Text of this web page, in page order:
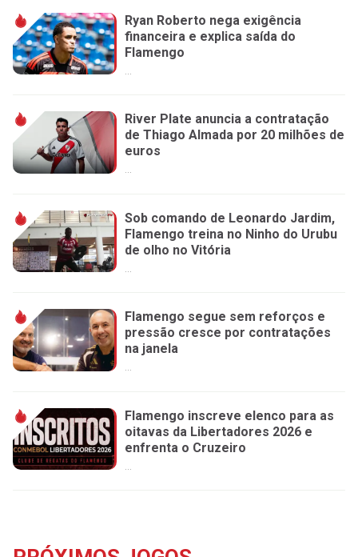
Ryan Roberto nega exigência
financeira e explica saída do
Flamengo
...
River Plate anuncia a contratação
de Thiago Almada por 20 milhões de
euros
...
Sob comando de Leonardo Jardim,
Flamengo treina no Ninho do Urubu
de olho no Vitória
Flamengo segue sem reforços e
pressão cresce por contratações
na janela
...
Flamengo inscreve elenco para as
oitavas da Libertadores 2026 e
enfrenta o Cruzeiro